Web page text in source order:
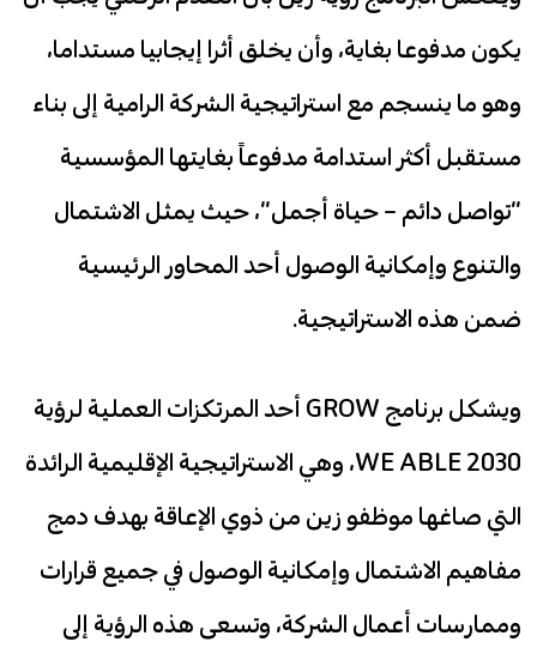
يكون مدفوعا بغاية، وأن يخلق أثرا إيجابيا مستداما،
وهو ما ينسجم مع استراتيجية الشركة الرامية إلى بناء
مستقبل أكثر استدامة مدفوعاً بغايتها المؤسسية
“تواصل دائم – حياة أجمل”، حيث يمثل الاشتمال
والتنوع وإمكانية الوصول أحد المحاور الرئيسية
ضمن هذه الاستراتيجية.
ويشكل برنامج GROW أحد المرتكزات العملية لرؤية
WE ABLE 2030، وهي الاستراتيجية الإقليمية الرائدة
التي صاغها موظفو زين من ذوي الإعاقة بهدف دمج
مفاهيم الاشتمال وإمكانية الوصول في جميع قرارات
وممارسات أعمال الشركة، وتسعى هذه الرؤية إلى